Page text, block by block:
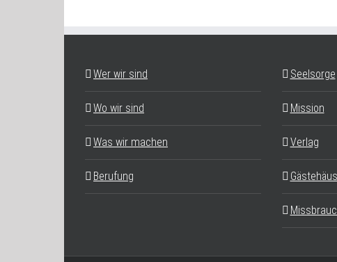
Wer wir sind
Wo wir sind
Was wir machen
Berufung
Seelsorge
Mission
Verlag